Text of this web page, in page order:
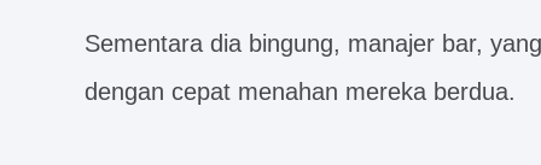
Sementara dia bingung, manajer bar,
dengan cepat menahan mereka berdua.